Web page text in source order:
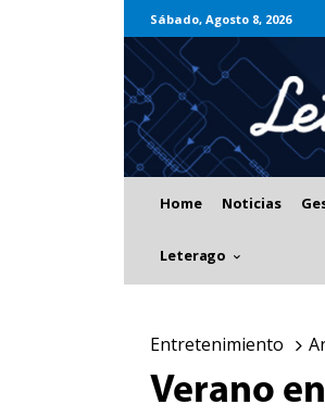
Sábado, Agosto 8, 2026
Home Noticias
Leterago
Entretenimiento
Verano